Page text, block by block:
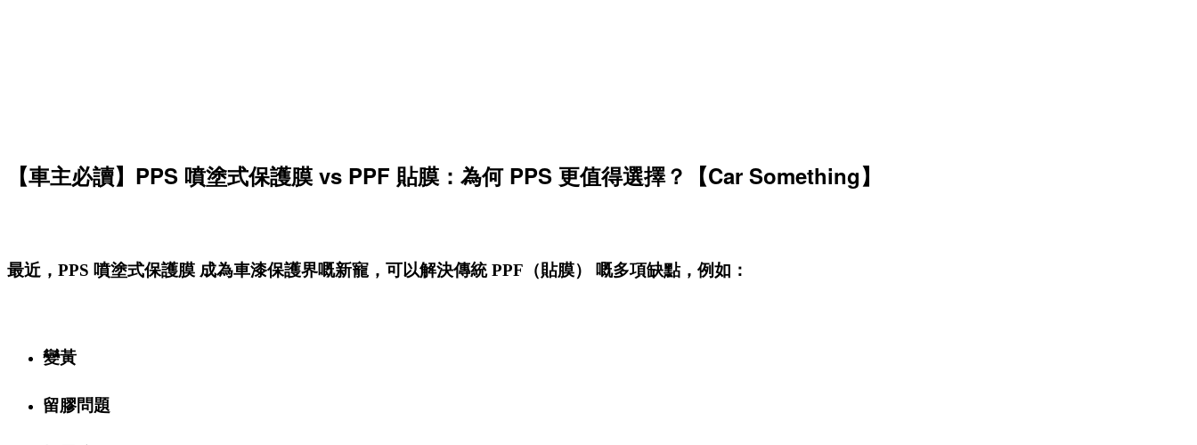
【車主必讀】PPS 噴塗式保護膜 vs PPF 貼膜：為何 PPS 更值得選擇？【Car Something】
最近，PPS 噴塗式保護膜 成為車漆保護界嘅新寵，可以解決傳統 PPF（貼膜） 嘅多項缺點，例如：
變黃
留膠問題